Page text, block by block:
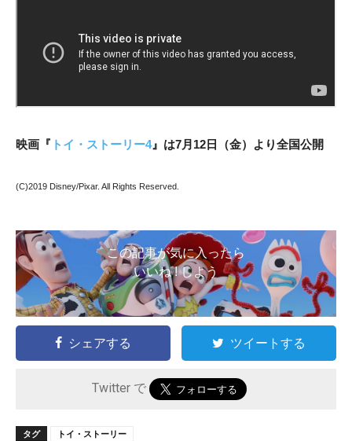
映画『 トイ・ストーリー4』は7月12日（金）より全国公開
(C)2019 Disney/Pixar. All Rights Reserved.
この記事が気に入ったら
いいね ! しよう
シェアする ツイートする
Twitter で
タグ トイ・ストーリー